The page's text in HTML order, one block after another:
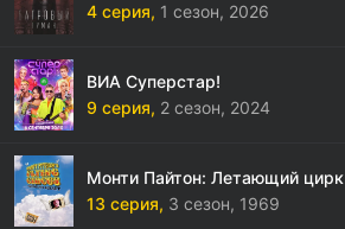
4 серия, 1 сезон, 2026
ВИА Суперстар!
9 серия, 2 сезон, 2024
Монти Пайтон: Летающий цирк
13 серия, 3 сезон, 1969